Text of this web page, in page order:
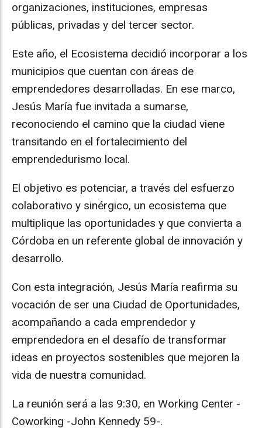
organizaciones, instituciones, empresas
públicas, privadas y del tercer sector.
Este año, el Ecosistema decidió incorporar a los
municipios que cuentan con áreas de
emprendedores desarrolladas. En ese marco,
Jesús María fue invitada a sumarse,
reconociendo el camino que la ciudad viene
transitando en el fortalecimiento del
emprendedurismo local.
El objetivo es potenciar, a través del esfuerzo
colaborativo y sinérgico, un ecosistema que
multiplique las oportunidades y que convierta a
Córdoba en un referente global de innovación y
desarrollo.
Con esta integración, Jesús María reafirma su
vocación de ser una Ciudad de Oportunidades,
acompañando a cada emprendedor y
emprendedora en el desafío de transformar
ideas en proyectos sostenibles que mejoren la
vida de nuestra comunidad.
La reunión será a las 9:30, en Working Center -
Coworking -John Kennedy 59-.